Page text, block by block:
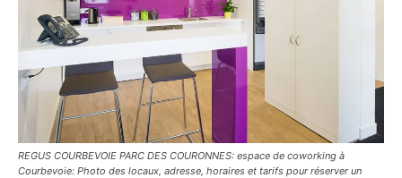
REGUS COURBEVOIE PARC DES COURONNES: espace de coworking à
Courbevoie: Photo des locaux, adresse, horaires et tarifs pour réserver un